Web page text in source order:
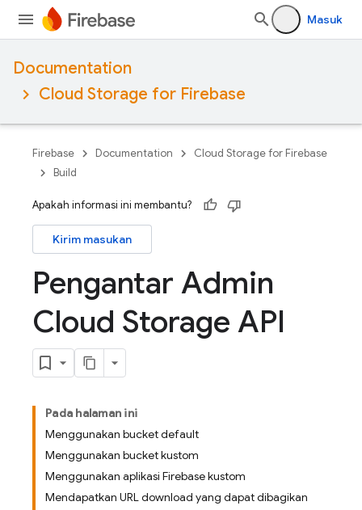
Masuk
Documentation
Cloud Storage for Firebase
Firebase Documentation
Cloud Storage for Firebase
Build
Apakah informasi ini membantu?
Kirim masukan
Pengantar Admin
Cloud Storage API
Pada halaman ini
Menggunakan bucket default
Menggunakan bucket kustom
Menggunakan aplikasi Firebase kustom
Mendapatkan URL download yang dapat dibagikan